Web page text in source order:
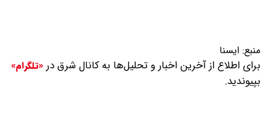
منبع: ایسنا
برای اطلاع از آخرین اخبار و تحلیل‌ها به کانال شرق در «تلگرام»
بپیوندید.